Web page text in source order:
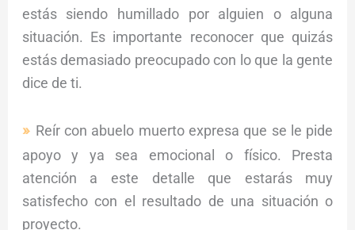
estás siendo humillado por alguien o alguna
situación. Es importante reconocer que quizás
estás demasiado preocupado con lo que la gente
dice de ti.
Reír con abuelo muerto expresa que se le pide
apoyo y ya sea emocional o físico. Presta
atención a este detalle que estarás muy
satisfecho con el resultado de una situación o
proyecto.